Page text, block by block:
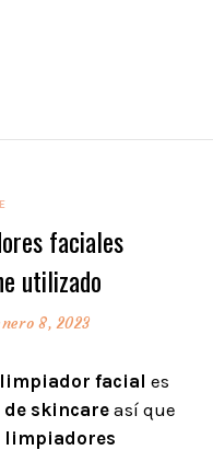
faciales
utilizado
8, 2023
limpiador facial es
skincareasí que
limpiadores